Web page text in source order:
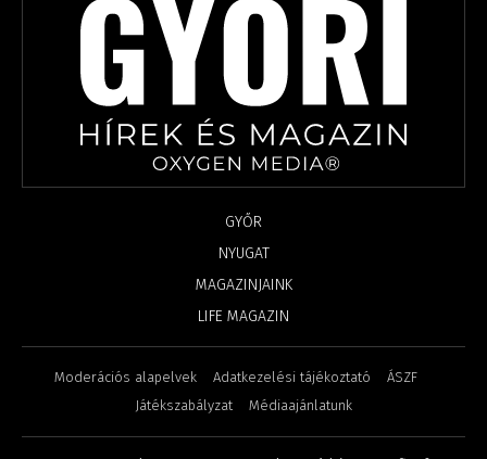
GYŐR
NYUGAT
MAGAZINJAINK
LIFE MAGAZIN
Moderációs alapelvek Adatkezelési tájékoztató
ÁSZF
Játékszabályzat
Médiaajánlatunk